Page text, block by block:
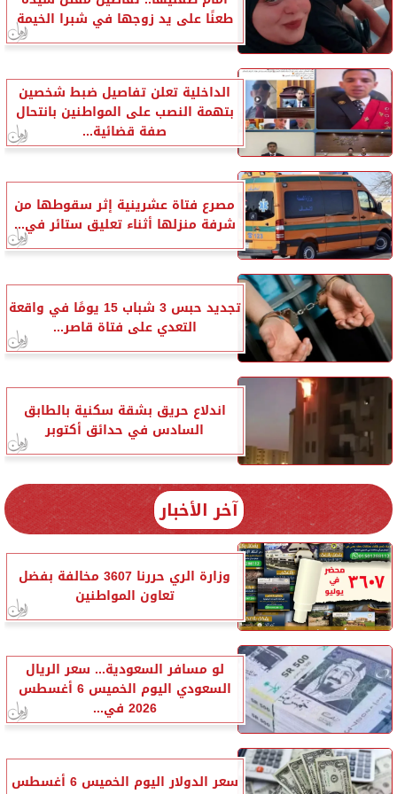
طعنًا على يد زوجها في شبرا الخيمة
الداخلية تعلن تفاصيل ضبط شخصين
بتهمة النصب على المواطنين بانتحال
صفة قضائية...
مصرع فتاة عشرينية إثر سقوطها من
شرفة منزلها أثناء تعليق ستائر في...
تجديد حبس 3 شباب 15 يومًا في واقعة
التعدي على فتاة قاصر...
اندلاع حريق بشقة سكنية بالطابق
السادس في حدائق أكتوبر
آخر الأخبار
وزارة الري حررنا 3607 مخالفة بفضل
تعاون المواطنين
لو مسافر السعودية... سعر الريال
السعودي اليوم الخميس 6 أغسطس
2026 في...
سعر الدولار اليوم الخميس 6 أغسطس